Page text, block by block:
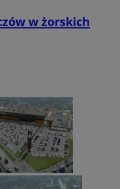
w żorskich